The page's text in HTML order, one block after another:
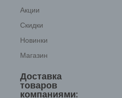
Акции
Скидки
Новинки
Магазин
Доставка
товаров
компаниями: